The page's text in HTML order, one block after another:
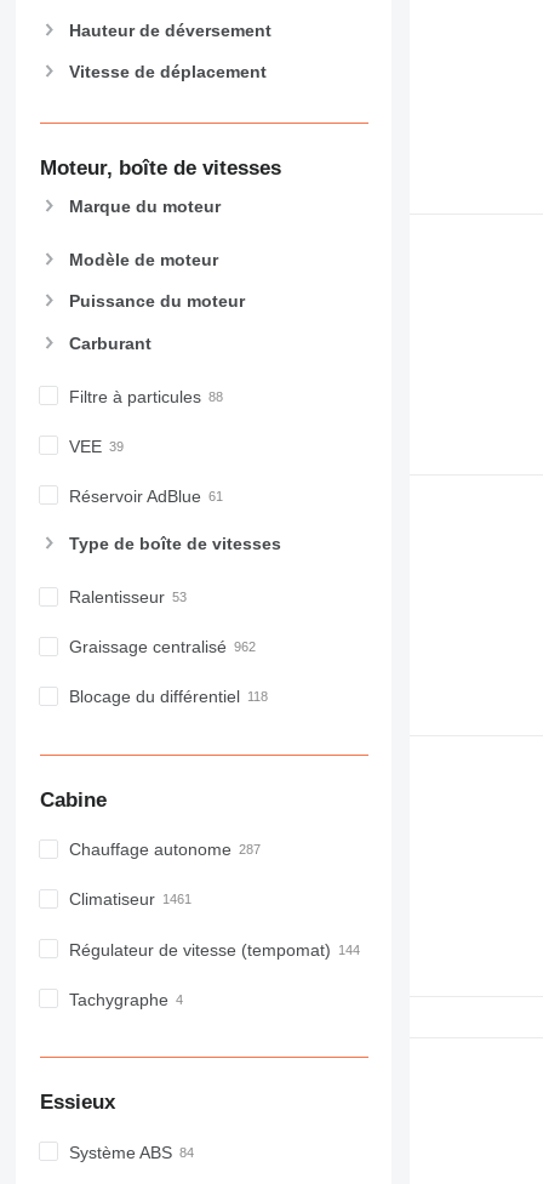
Hauteur de déversement
Vitesse de déplacement
Moteur, boîte de vitesses
Marque du moteur
Modèle de moteur
Puissance du moteur
Carburant
Filtre à particules
VEE
Réservoir AdBlue
Type de boîte de vitesses
Ralentisseur
Graissage centralisé
Blocage du différentiel
Cabine
Chauffage autonome
Climatiseur
Régulateur de vitesse (tempomat)
Tachygraphe
Essieux
Système ABS